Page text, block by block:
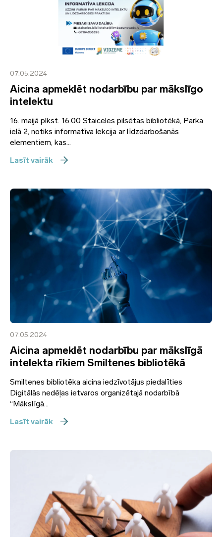
07.05.2024
Aicina apmeklēt nodarbību par mākslīgo
intelektu
16. maijā plkst. 16.00 Staiceles pilsētas bibliotēkā, Parka
ielā 2, notiks informatīva lekcija ar līdzdarbošanās
elementiem, kas...
Lasīt vairāk
07.05.2024
Aicina apmeklēt nodarbību par mākslīgā
intelekta rīkiem Smiltenes bibliotēkā
Smiltenes bibliotēka aicina iedzīvotājus piedalīties
Digitālās nedēļas ietvaros organizētajā nodarbībā
“Mākslīgā...
Lasīt vairāk